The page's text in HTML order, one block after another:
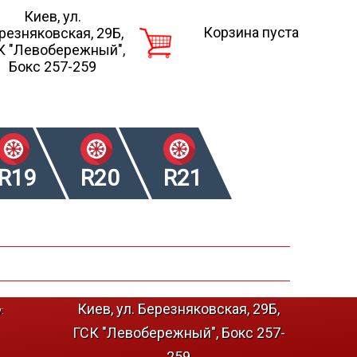
Киев, ул.
29Б,
"Левобережный",
Бокс 257-259
Корзина пуста
R20 R21
Киев, ул. Березняковская, 29Б,
ГСК "Левобережный", Бокс 257-